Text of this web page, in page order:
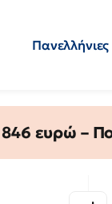
Πανελλήνιες
ευρώ –